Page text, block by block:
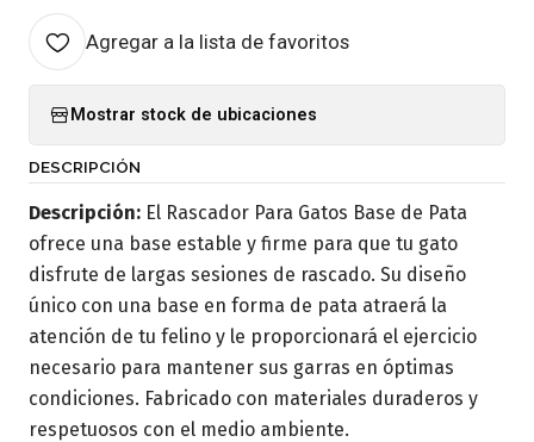
Agregar a la lista de favoritos
Mostrar stock de ubicaciones
DESCRIPCIÓN
Descripción: El Rascador Para Gatos Base de Pata
ofrece una base estable y firme para que tu gato
disfrute de largas sesiones de rascado. Su diseño
único con una base en forma de pata atraerá la
atención de tu felino y le proporcionará el ejercicio
necesario para mantener sus garras en óptimas
condiciones. Fabricado con materiales duraderos y
respetuosos con el medio ambiente.